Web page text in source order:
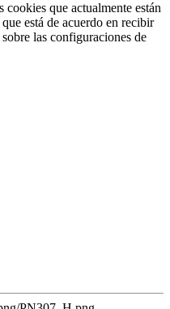
que actualmente están
está de acuerdo en recibir
las configuraciones de